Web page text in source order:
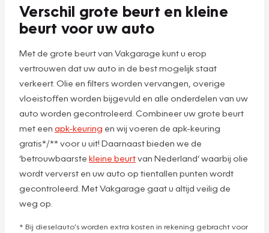
Verschil grote beurt en kleine
beurt voor uw auto
Met de grote beurt van Vakgarage kunt u erop
vertrouwen dat uw auto in de best mogelijk staat
verkeert. Olie en filters worden vervangen, overige
vloeistoffen worden bijgevuld en alle onderdelen van uw
auto worden gecontroleerd. Combineer uw grote beurt
met een apk-keuring en wij voeren de apk-keuring
gratis*/** voor u uit! Daarnaast bieden we de
‘betrouwbaarste kleine beurtvan Nederland’ waarbij olie
wordt ververst en uw auto op tientallen punten wordt
gecontroleerd. Met Vakgarage gaat u altijd veilig de
weg op.
* Bij dieselauto’s worden extra kosten in rekening gebracht voor